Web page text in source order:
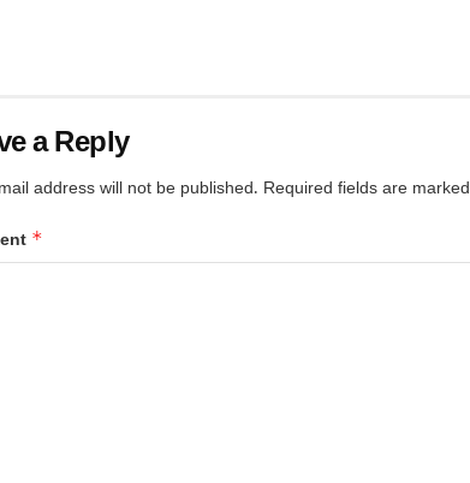
a Reply
address will not be published. Required fields are marked
*